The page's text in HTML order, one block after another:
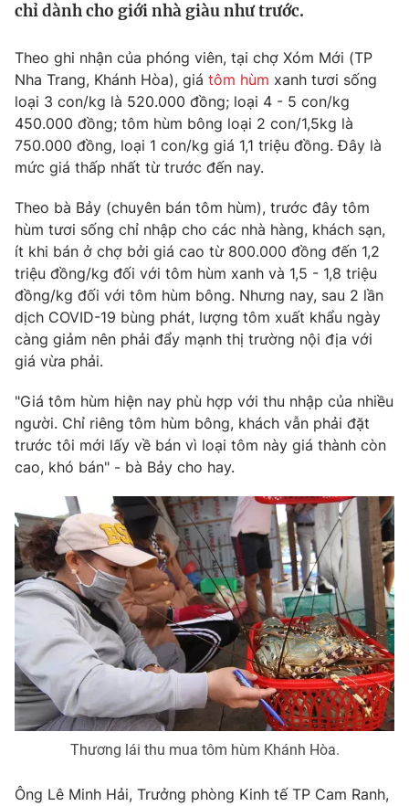
Tin tức
Thế giới đó đây
Câu chuyện quốc tế
Tài chính
Thị trường
Góc doanh nghiệp
Dữ liệu và đời sống
Truyền hình
Phim VTV
Hậu trường
Nhân vật
Khán giả
Giải sao mai
Điện ảnh
Âm nhạc
Sao
Đời sống
Du lịch
Làm đẹp
Chất lượng cuộc sống
Giáo dục
Tuyển sinh
Học trực tuyến
Công nghệ
Sản phẩm
Thị trường
Giao lưu trực tuyến
Lịch phát sóng
Chuyên mục khác
Emagazine Podcast
Photo Infographic
Video Shorts video
VTV Money VTV Thể thao
chỉ dành cho giới nhà giàu như trước.
Theo ghi nhận của phóng viên, tại chợ Xóm Mới (TP
Nha Trang, Khánh Hòa), giá tôm hùm xanh tươi sống
loại 3 con/kg là 520.000 đồng; loại 4 - 5 con/kg
450.000 đồng; tôm hùm bông loại 2 con/1,5kg là
750.000 đồng, loại 1 con/kg giá 1,1 triệu đồng. Đây là
mức giá thấp nhất từ trước đến nay.
Theo bà Bảy (chuyên bán tôm hùm), trước đây tôm
hùm tươi sống chỉ nhập cho các nhà hàng, khách sạn,
ít khi bán ở chợ bởi giá cao từ 800.000 đồng đến 1,2
triệu đồng/kg đối với tôm hùm xanh và 1,5 - 1,8 triệu
đồng/kg đối với tôm hùm bông. Nhưng nay, sau 2 lần
dịch COVID-19 bùng phát, lượng tôm xuất khẩu ngày
càng giảm nên phải đẩy mạnh thị trường nội địa với
giá vừa phải.
"Giá tôm hùm hiện nay phù hợp với thu nhập của nhiều
người. Chỉ riêng tôm hùm bông, khách vẫn phải đặt
trước tôi mới lấy về bán vì loại tôm này giá thành còn
cao, khó bán" - bà Bảy cho hay.
Thương lái thu mua tôm hùm Khánh Hòa.
Ông Lê Minh Hải, Trưởng phòng Kinh tế TP Cam Ranh,